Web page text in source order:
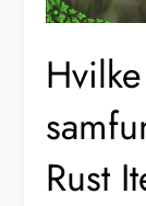
Rust